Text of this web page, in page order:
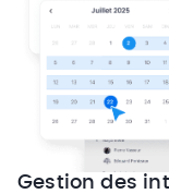
Gestion des